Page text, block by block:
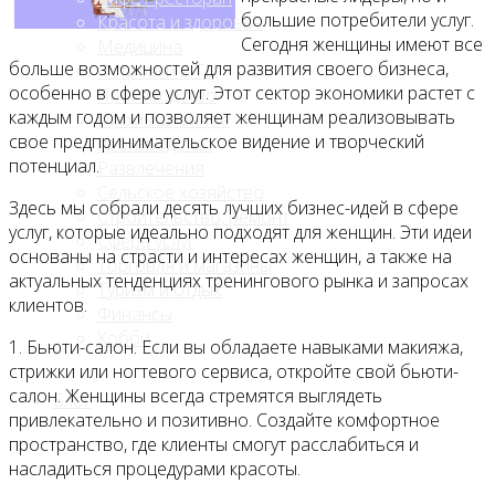
Красота и здоровье
Островки в ТЦ
Производство
Промышленное
производство
Развлечения
Строительство, ремонт
Сфера услуг
Торговля и магазины
Туризм и отдых
Хобби
Блог
большие потребители услуг.
Сегодня женщины имеют все
больше возможностей для развития своего бизнеса,
особенно в сфере услуг. Этот сектор экономики растет с
каждым годом и позволяет женщинам реализовывать
свое предпринимательское видение и творческий
потенциал.
Здесь мы собрали десять лучших бизнес-идей в сфере
услуг, которые идеально подходят для женщин. Эти идеи
основаны на страсти и интересах женщин, а также на
актуальных тенденциях тренингового рынка и запросах
клиентов.
1. Бьюти-салон. Если вы обладаете навыками макияжа,
стрижки или ногтевого сервиса, откройте свой бьюти-
салон. Женщины всегда стремятся выглядеть
привлекательно и позитивно. Создайте комфортное
пространство, где клиенты смогут расслабиться и
насладиться процедурами красоты.